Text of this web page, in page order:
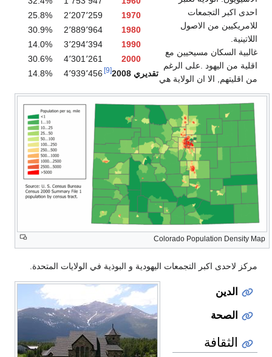
1970
2٬207٬259
25.8%
1980
2٬889٬964
30.9%
1990
14.0%
2000
4٬301٬261
30.6%
تقديري 2008
[9] 4٬939٬456 14.8%
اليهودية و البوذية في الولايات المتحدة.